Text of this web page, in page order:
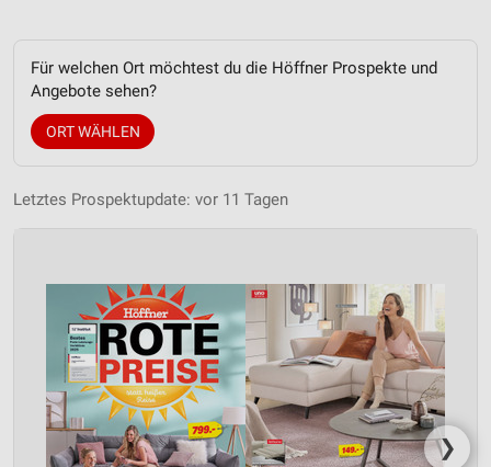
Für welchen Ort möchtest du die Höffner Prospekte und
Angebote sehen?
ORT WÄHLEN
Letztes Prospektupdate: vor 11 Tagen
❯